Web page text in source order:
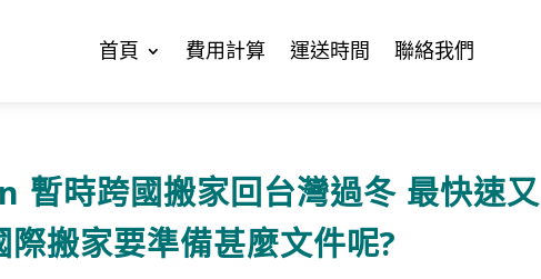
首頁 費用計算 運送時間 聯絡我們
時跨國搬家回台灣過冬 最快速又
搬家要準備甚麼文件呢?